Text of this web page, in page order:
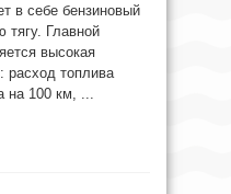
в себе бензиновый
тягу. Главной
высокая
расход топлива
на 100 км, ...